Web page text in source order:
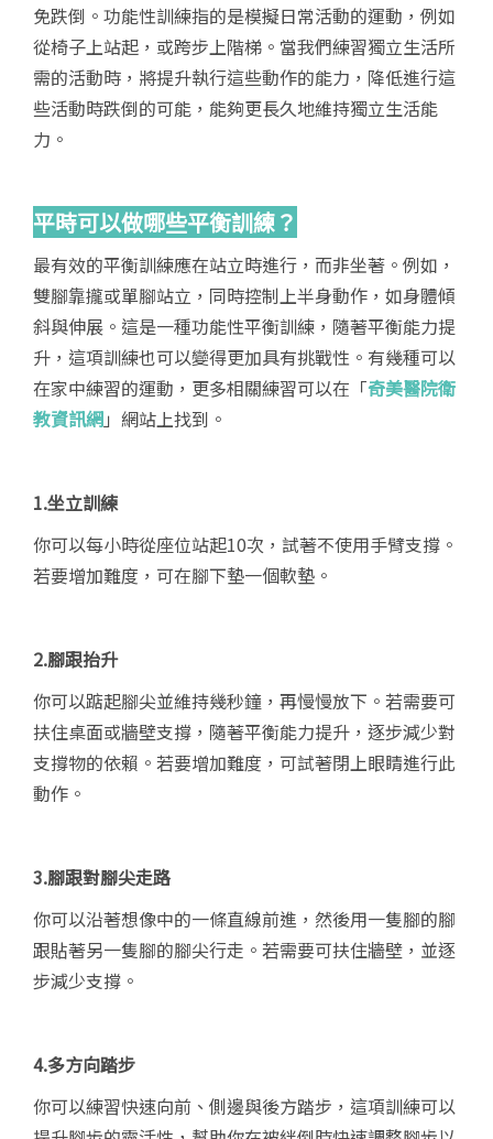
免跌倒。功能性訓練指的是模擬日常活動的運動，例如
從椅子上站起，或跨步上階梯。當我們練習獨立生活所
需的活動時，將提升執行這些動作的能力，降低進行這
些活動時跌倒的可能，能夠更長久地維持獨立生活能
力。
平時可以做哪些平衡訓練？
最有效的平衡訓練應在站立時進行，而非坐著。例如，
雙腳靠攏或單腳站立，同時控制上半身動作，如身體傾
斜與伸展。這是一種功能性平衡訓練，隨著平衡能力提
升，這項訓練也可以變得更加具有挑戰性。有幾種可以
在家中練習的運動，更多相關練習可以在「奇美醫院衛
教資訊網」網站上找到。
1.坐立訓練
你可以每小時從座位站起10次，試著不使用手臂支撐。
若要增加難度，可在腳下墊一個軟墊。
2.腳跟抬升
你可以踮起腳尖並維持幾秒鐘，再慢慢放下。若需要可
扶住桌面或牆壁支撐，隨著平衡能力提升，逐步減少對
支撐物的依賴。若要增加難度，可試著閉上眼睛進行此
動作。
3.腳跟對腳尖走路
你可以沿著想像中的一條直線前進，然後用一隻腳的腳
跟貼著另一隻腳的腳尖行走。若需要可扶住牆壁，並逐
步減少支撐。
4.多方向踏步
你可以練習快速向前、側邊與後方踏步，這項訓練可以